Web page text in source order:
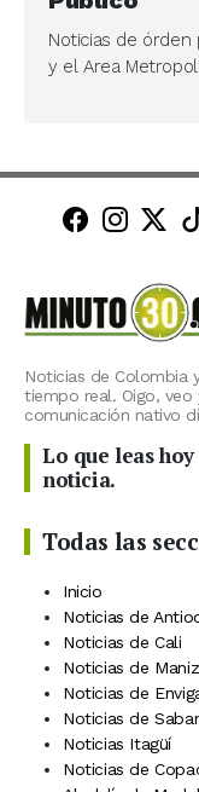
Noticias de órden
y el Area
Minuto30
Noticias de Colombia
tiempo real. Oigo,
comunicación nativo
Lo que leas
noticia.
Todas las
Inicio
Noticias de
Noticias de Cali
Noticias de
Noticias de
Noticias de
Noticias Itagüí
Noticias de